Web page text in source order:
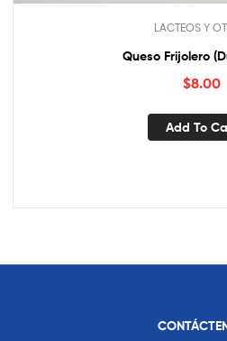
LACTEOS Y
Queso Frijolero
$8.00
Add To